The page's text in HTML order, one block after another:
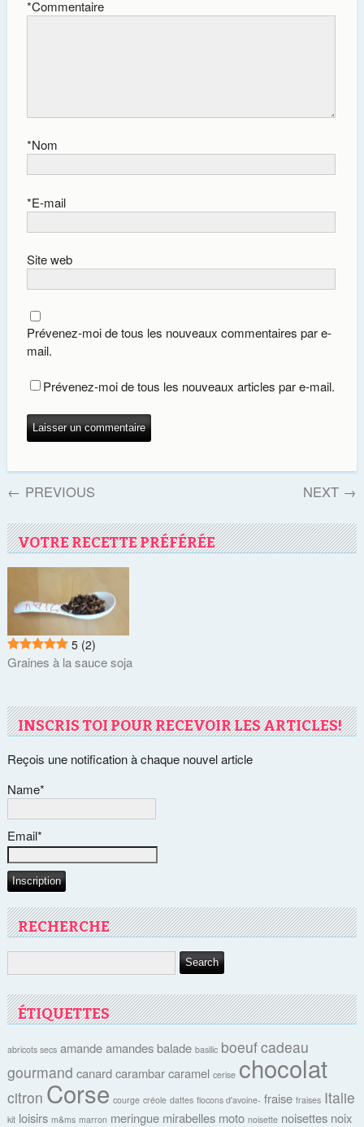
Commentaire
*
Nom
*
E-mail
*
Site web
Prévenez-moi de tous les nouveaux commentaires par e-
mail.
Prévenez-moi de tous les nouveaux articles par e-mail.
← PREVIOUS NEXT →
VOTRE RECETTE PRÉFÉRÉE
5 (2)
Graines à la sauce soja
INSCRIS TOI POUR RECEVOIR LES ARTICLES!
Reçois une notification à chaque nouvel article
Name*
Email*
RECHERCHE
ÉTIQUETTES
abricots secs amande amandes balade basilic boeufcadeau
gourmand canard carambar caramel cerise chocolat
citron Corse courge créole dattes flocons d'avoine- fraise fraises Italie
kit loisirs m&ms marron meringue mirabelles moto noisette noisettes noix